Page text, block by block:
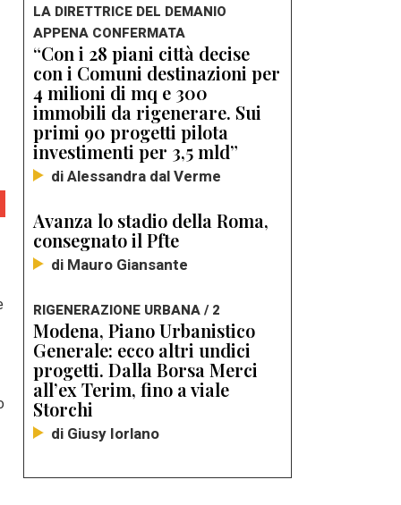
LA DIRETTRICE DEL DEMANIO
APPENA CONFERMATA
“Con i 28 piani città decise
con i Comuni destinazioni per
4 milioni di mq e 300
immobili da rigenerare. Sui
primi 90 progetti pilota
investimenti per 3,5 mld”
di Alessandra dal Verme
Avanza lo stadio della Roma,
consegnato il Pfte
di Mauro Giansante
RIGENERAZIONE URBANA / 2
Modena, Piano Urbanistico
Generale: ecco altri undici
progetti. Dalla Borsa Merci
all’ex Terim, fino a viale
Storchi
di Giusy Iorlano